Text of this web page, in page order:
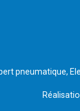
pneumatique,